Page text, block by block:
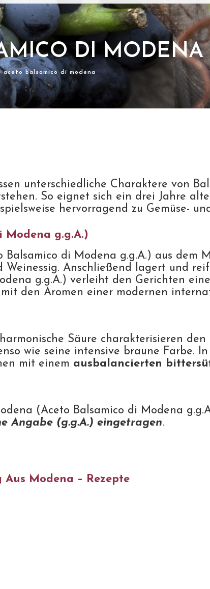
DI MODENA
balsamico di modena
unterschiedliche Charaktere von
So eignet sich ein drei Jahre
hervorragend zu Gemüse-
Modena g.g.A.)
di Modena g.g.A.) aus dem
Anschließend lagert und
g.g.A.) verleiht den Gerichten
den Aromen einer modernen
Säure charakterisieren den
wie seine intensive braune Farbe.
mit einem ausbalancierten
(Aceto Balsamico di Modena
Angabe (g.g.A.) eingetragen.
Aus Modena – Rezepte